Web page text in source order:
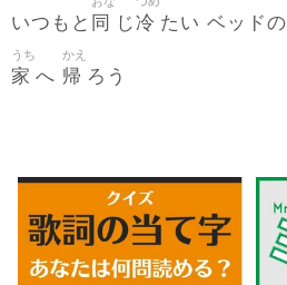
いつもと 同 じ冷 たい ベッドの
家
うち
へ 帰
かえ
ろう